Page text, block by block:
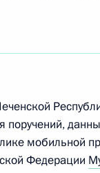
от
2012 года, 11:00
поручений,
мобильной
Федерации